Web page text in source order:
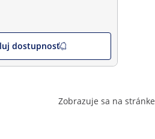
dostupnosť
Zobrazuje sa na stránke